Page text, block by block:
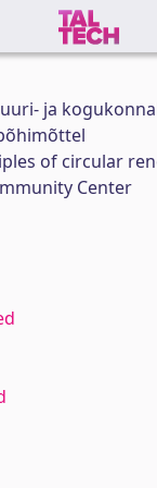
ja
of circular
Center